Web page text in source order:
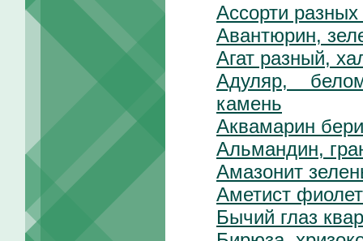
Ассорти
Авантюрин,
Агат разный,
Адуляр,
камень
Аквамарин
Альмандин,
Амазонит
Аметист
Бычий глаз